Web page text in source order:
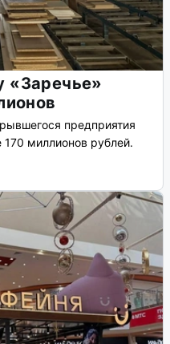
«Заречье»
предприятия
миллионов рублей.